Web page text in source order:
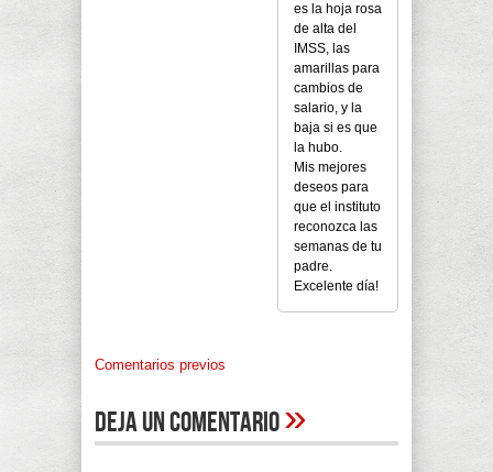
es la hoja rosa
de alta del
IMSS, las
amarillas para
cambios de
salario, y la
baja si es que
la hubo.
Mis mejores
deseos para
que el instituto
reconozca las
semanas de tu
padre.
Excelente día!
Comentarios previos
Deja un comentario»